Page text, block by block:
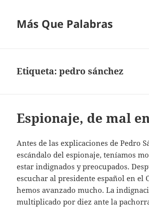
Más Que Palabras
Etiqueta:pedro sánchez
Espionaje, de mal
Antes de las explicaciones de Pedro
escándalo del espionaje, teníamos
estar indignados y preocupados.
escuchar al presidente español en el
hemos avanzado mucho. La
multiplicado por diez ante la